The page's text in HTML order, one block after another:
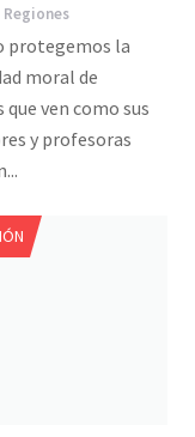
Regiones
protegemos la
moral de
que ven como sus
y profesoras